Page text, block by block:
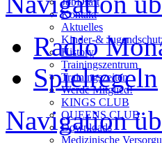
Kontakt
Aktuelles
Kinder-&
History
Trainingszentrum
Trainingszeiten
Werde Mitglied!
KINGS CLUB
QUEENS CLUB
Downloads
Medizinische
Radio
Spielregeln
Navigation